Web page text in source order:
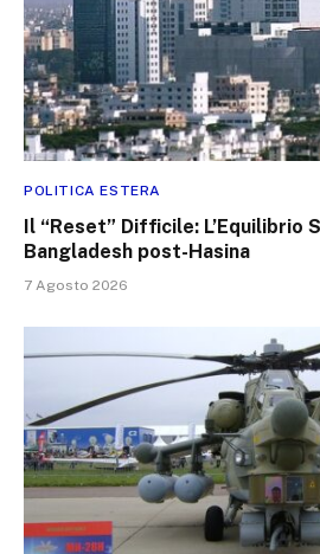
POLITICA ESTERA
Il “Reset” Difficile: L’Equilibrio
Bangladesh post-Hasina
7 Agosto 2026